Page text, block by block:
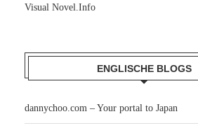
Visual Novel.Info
ENGLISCHE BLOGS
dannychoo.com – Your portal to Japan